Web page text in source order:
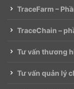
TraceFarm –
TraceChain –
Tư vấn thương
Tư vấn quản lý